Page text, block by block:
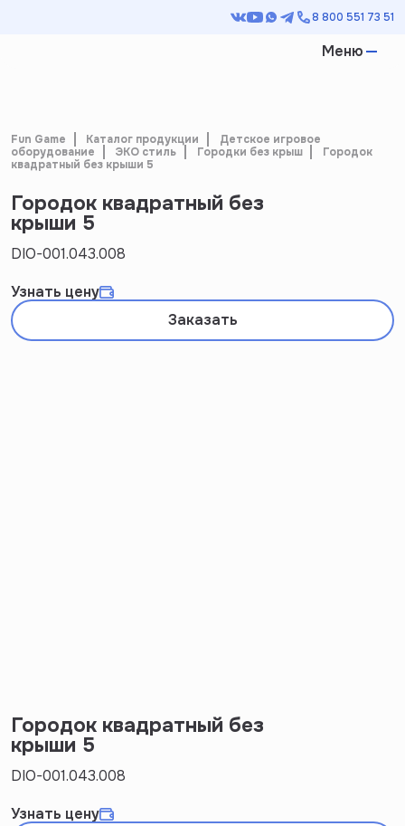
8 800 551 73 51
Меню
Fun Game Каталог продукции
Детское игровое
оборудование
ЭКО стиль Городки без крыш
Городок
квадратный без крыши 5
Городок квадратный без
крыши 5
DIO-001.043.008
Узнать цену
Заказать
Городок квадратный без
крыши 5
DIO-001.043.008
Узнать цену